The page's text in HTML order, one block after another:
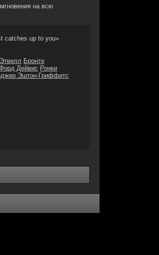
на всю
catches up to you»
Бронте
Дейвис Ронки
Эштон-Гриффитс